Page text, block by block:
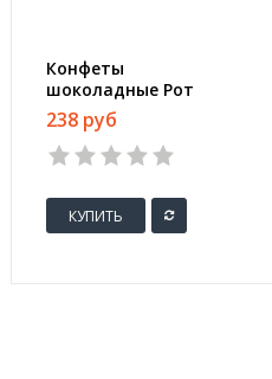
Конфеты
шоколадные Рот
Фронт Маска 250 г
238 руб
КУПИТЬ